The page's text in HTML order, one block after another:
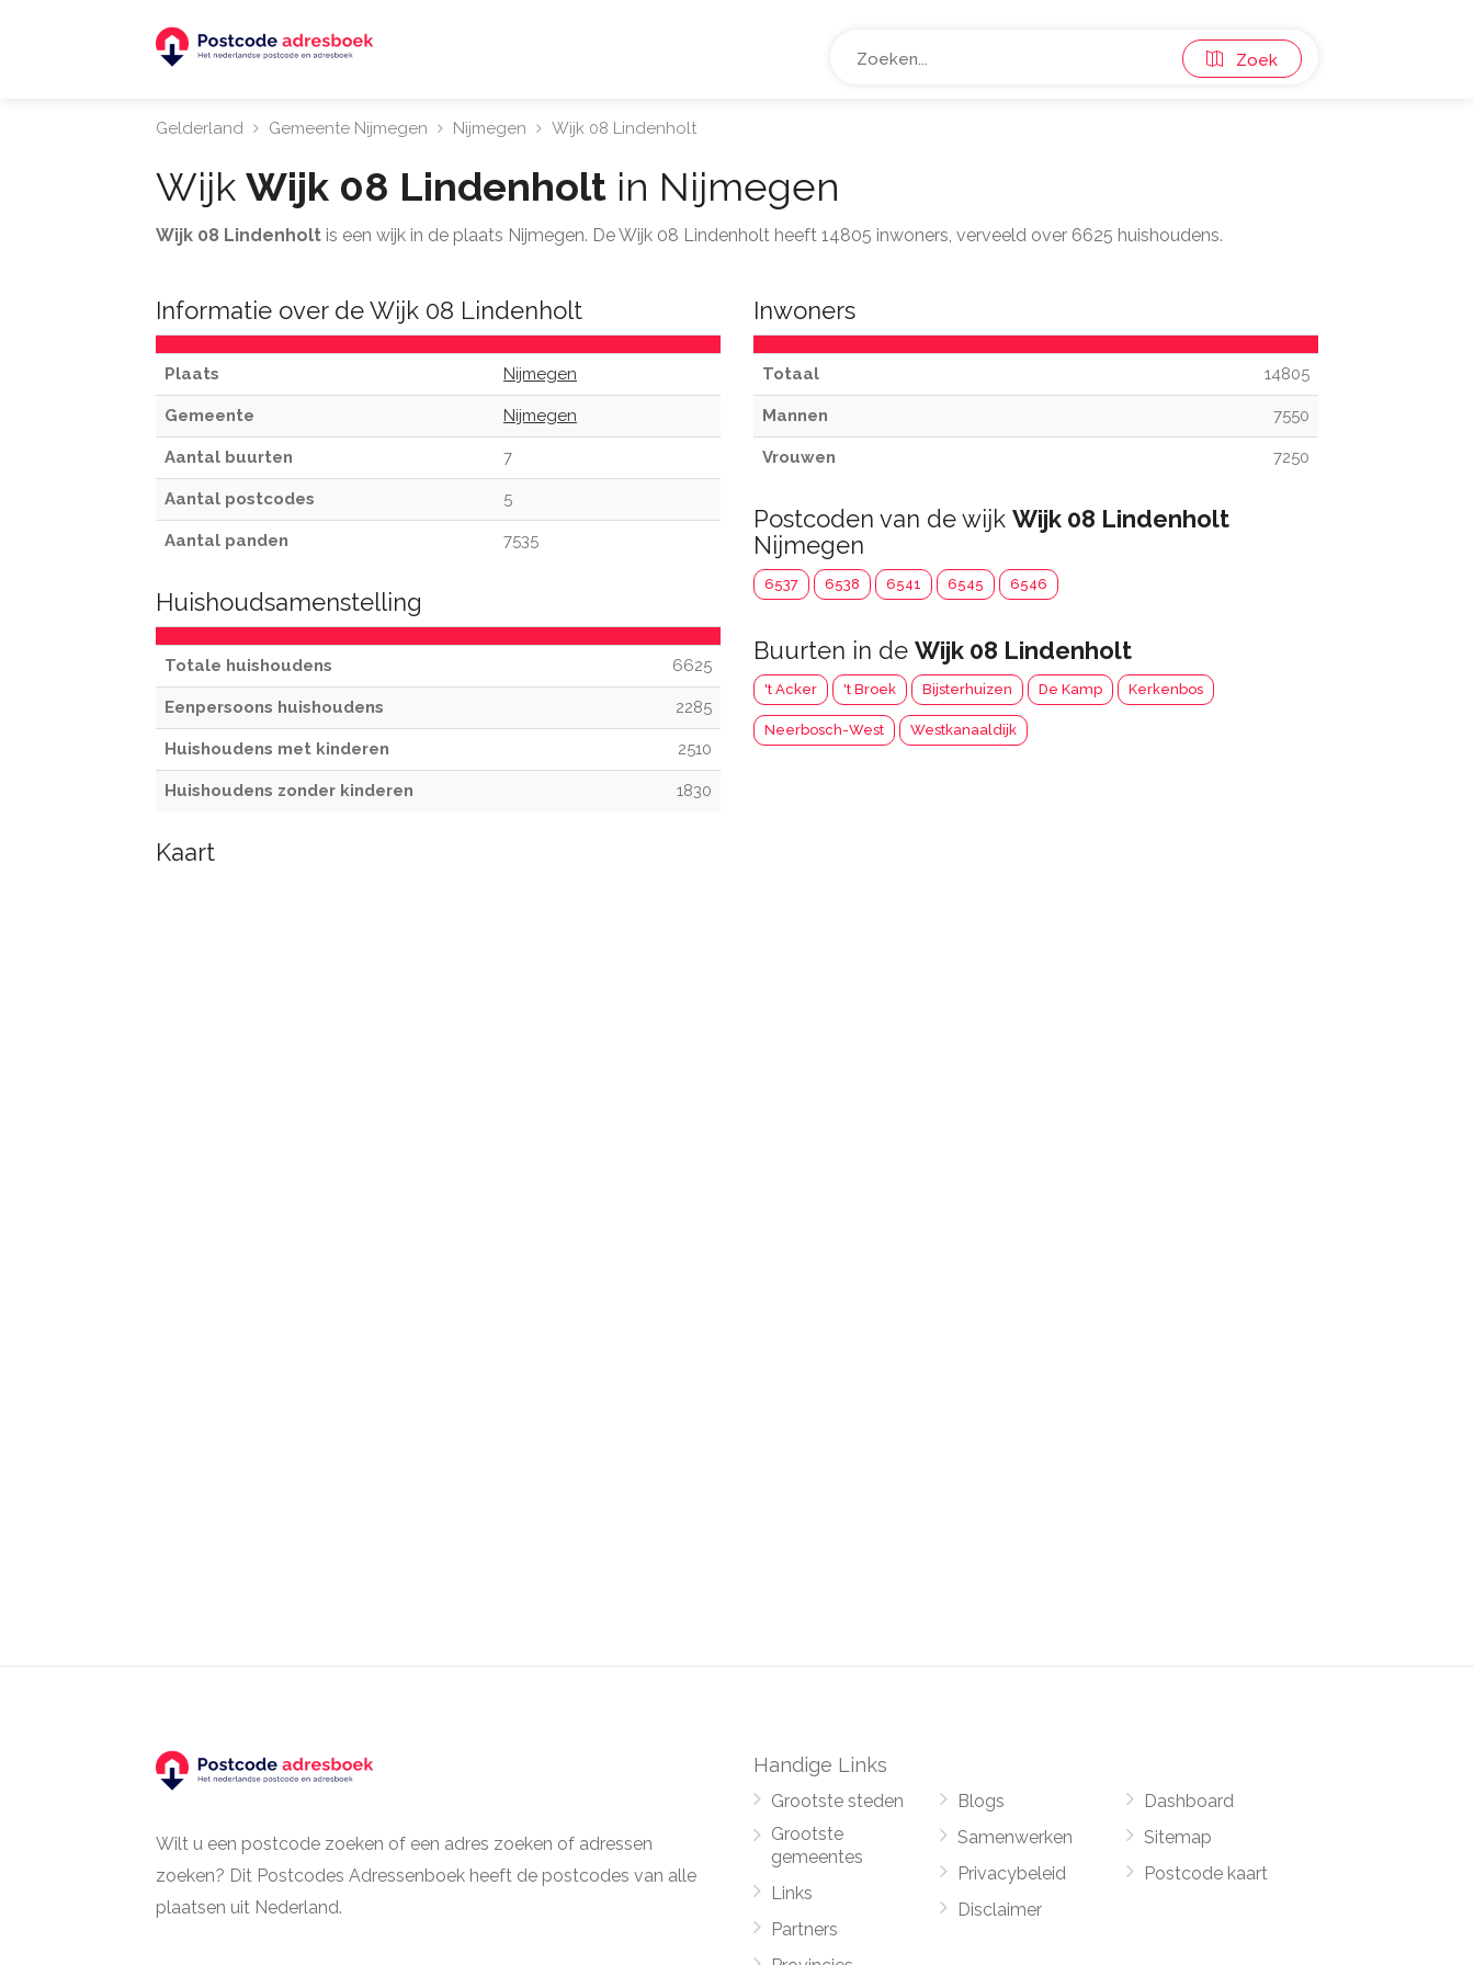
Zoek
Gelderland Gemeente Nijmegen Nijmegen Wijk 08 Lindenholt
Wijk Wijk 08 Lindenholt in Nijmegen
Wijk 08 Lindenholt is een wijk in de plaats Nijmegen. De Wijk 08 Lindenholt heeft 14805 inwoners, verveeld over 6625 huishoudens.
Informatie over de Wijk 08 Lindenholt
Plaats Nijmegen
Gemeente Nijmegen
Aantal buurten 7
Aantal postcodes 5
Aantal panden 7535
Huishoudsamenstelling
Totale huishoudens 6625
Eenpersoons huishoudens 2285
Huishoudens met kinderen 2510
Huishoudens zonder kinderen 1830
Kaart
Inwoners
Totaal 14805
Mannen 7550
Vrouwen 7250
Postcoden van de wijk Wijk 08 Lindenholt
Nijmegen
6537 6538 6541 6545 6546
Buurten in de Wijk 08 Lindenholt
't Acker 't Broek Bijsterhuizen De Kamp Kerkenbos
Neerbosch-West Westkanaaldijk
Wilt u een postcode zoeken of een adres zoeken of adressen
zoeken? Dit Postcodes Adressenboek heeft de postcodes van alle
plaatsen uit Nederland.
Handige Links
Grootste steden
Grootste
gemeentes
Links
Partners
Blogs
Samenwerken
Privacybeleid
Disclaimer
Dashboard
Sitemap
Postcode kaart